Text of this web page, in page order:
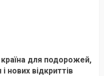
для подорожей,
нових відкриттів